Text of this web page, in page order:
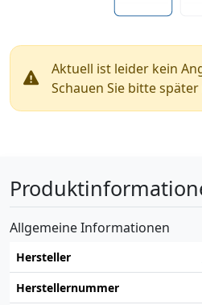
Aktuell ist leider kein
Schauen Sie bitte
Allgemeine Informationen
Hersteller
Herstellernummer